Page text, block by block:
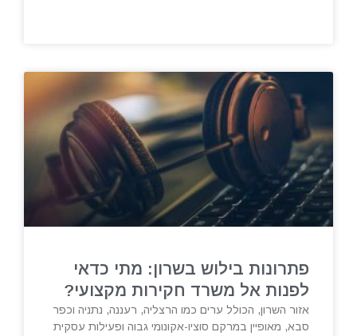
פתרונות בילוש בשרון: מתי כדאי
לפנות אל משרד חקירות מקצועי?
אזור השרון, הכולל ערים כמו הרצליה, רעננה, נתניה וכפר
סבא, מאופיין במרקם סוציו-אקונומי גבוה ופעילות עסקית